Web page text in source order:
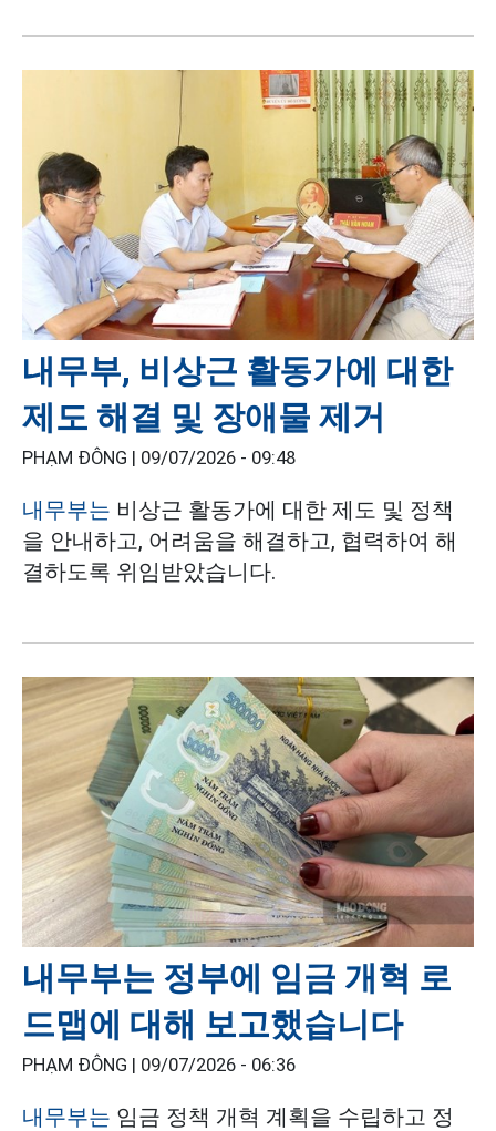
내무부, 비상근 활동가에 대한
제도 해결 및 장애물 제거
PHẠM ĐÔNG | 09/07/2026 - 09:48
내무부는 비상근 활동가에 대한 제도 및 정책
을 안내하고, 어려움을 해결하고, 협력하여 해
결하도록 위임받았습니다.
내무부는 정부에 임금 개혁 로
드맵에 대해 보고했습니다
PHẠM ĐÔNG | 09/07/2026 - 06:36
내무부는 임금 정책 개혁 계획을 수립하고 정